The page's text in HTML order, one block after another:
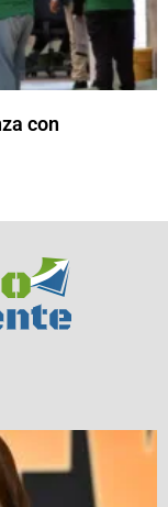
con